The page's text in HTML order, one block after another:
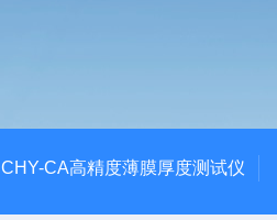
CHY-CA高精度薄膜厚度测试仪